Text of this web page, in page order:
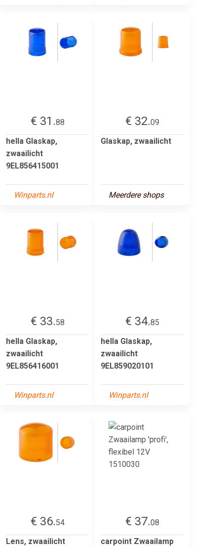
€ 31.88
hella Glaskap,
zwaailicht
9EL856415001
Winparts.nl
€ 32.09
Glaskap, zwaailicht
Meerdere shops
€ 33.58
hella Glaskap,
zwaailicht
9EL856416001
Winparts.nl
€ 34.85
hella Glaskap,
zwaailicht
9EL859020101
Winparts.nl
€ 36.54
Lens, zwaailicht
€ 37.08
carpoint Zwaailamp